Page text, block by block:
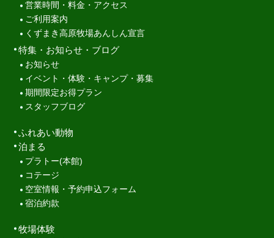
営業時間・料金・アクセス
ご利用案内
くずまき高原牧場あんしん宣言
特集・お知らせ・ブログ
お知らせ
イベント・体験・キャンプ・募集
期間限定お得プラン
スタッフブログ
ふれあい動物
泊まる
プラトー(本館)
コテージ
空室情報・予約申込フォーム
宿泊約款
牧場体験